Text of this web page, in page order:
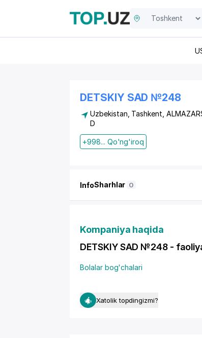
DETSKIY SAD №248
Uzbekistan, Tashkent,
D
+998... Qo'ng'iroq
InfoSharhlar 0
Kompaniya haqida
DETSKIY SAD №248 -
Bolalar bog'chalari
Xatolik topdingizmi?